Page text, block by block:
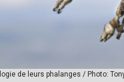
de leurs phalanges / Photo: